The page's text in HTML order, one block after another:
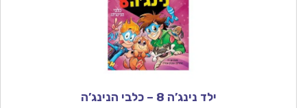
ילד נינג’ה 8 – כלבי הנינג’ה